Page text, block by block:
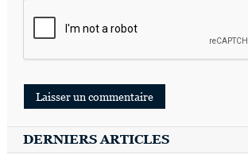
DERNIERS ARTICLES